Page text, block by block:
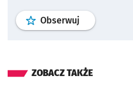
Obserwuj profil
ZOBACZ TAKŻE